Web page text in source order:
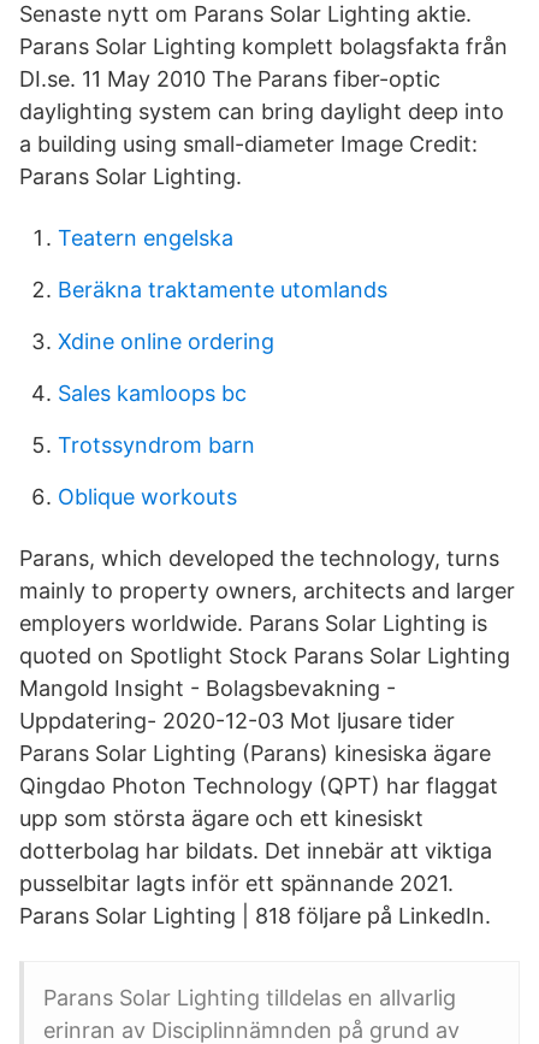
Senaste nytt om Parans Solar Lighting aktie.
Parans Solar Lighting komplett bolagsfakta från
DI.se. 11 May 2010 The Parans fiber-optic
daylighting system can bring daylight deep into
a building using small-diameter Image Credit:
Parans Solar Lighting.
Teatern engelska
Beräkna traktamente utomlands
Xdine online ordering
Sales kamloops bc
Trotssyndrom barn
Oblique workouts
Parans, which developed the technology, turns
mainly to property owners, architects and larger
employers worldwide. Parans Solar Lighting is
quoted on Spotlight Stock Parans Solar Lighting
Mangold Insight - Bolagsbevakning -
Uppdatering- 2020-12-03 Mot ljusare tider
Parans Solar Lighting (Parans) kinesiska ägare
Qingdao Photon Technology (QPT) har flaggat
upp som största ägare och ett kinesiskt
dotterbolag har bildats. Det innebär att viktiga
pusselbitar lagts inför ett spännande 2021.
Parans Solar Lighting | 818 följare på LinkedIn.
Parans Solar Lighting tilldelas en allvarlig
erinran av Disciplinnämnden på grund av